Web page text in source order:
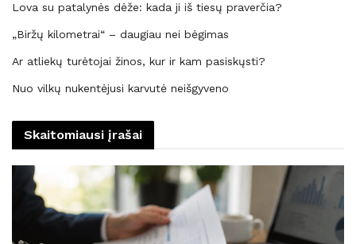
Lova su patalynės dėže: kada ji iš tiesų praverčia?
„Biržų kilometrai“ – daugiau nei bėgimas
Ar atliekų turėtojai žinos, kur ir kam pasiskųsti?
Nuo vilkų nukentėjusi karvutė neišgyveno
Skaitomiausi įrašai